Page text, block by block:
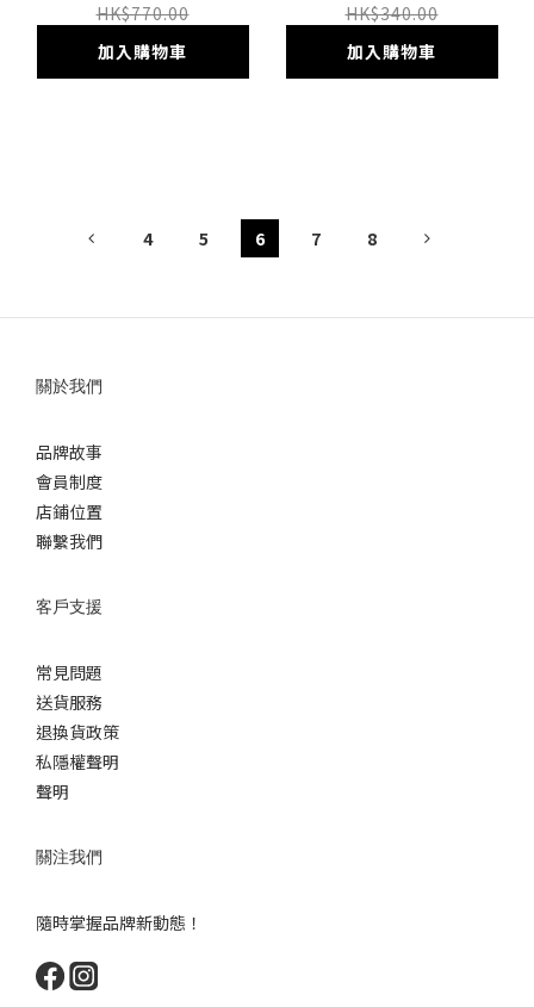
HK$770.00
加入購物車
HK$340.00
加入購物車
4 5 6 7 8
關於我們
品牌故事
會員制度
店鋪位置
聯繫我們
客戶支援
常見問題
送貨服務
退換貨政策
私隱權聲明
聲明
關注我們
隨時掌握品牌新動態！